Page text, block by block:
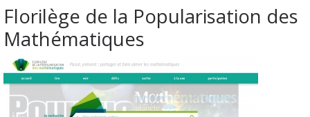
Florilège de la Popularisation des
Mathématiques